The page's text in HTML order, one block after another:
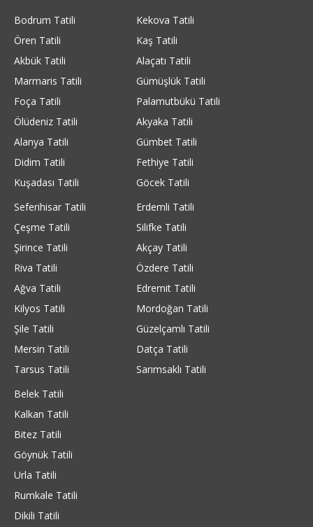
Bodrum Tatili
Ören Tatili
Akbük Tatili
Marmaris Tatili
Foça Tatili
Ölüdeniz Tatili
Alanya Tatili
Didim Tatili
Kuşadası Tatili
Kekova Tatili
Kaş Tatili
Alaçatı Tatili
Gümüşlük Tatili
Palamutbükü Tatili
Akyaka Tatili
Gümbet Tatili
Fethiye Tatili
Göcek Tatili
Seferihisar Tatili
Çeşme Tatili
Şirince Tatili
Riva Tatili
Ağva Tatili
Kilyos Tatili
Şile Tatili
Mersin Tatili
Tarsus Tatili
Erdemli Tatili
Silifke Tatili
Akçay Tatili
Özdere Tatili
Edremit Tatili
Mordoğan Tatili
Güzelçamlı Tatili
Datça Tatili
Sarımsaklı Tatili
Belek Tatili
Kalkan Tatili
Bitez Tatili
Göynük Tatili
Urla Tatili
Rumkale Tatili
Dikili Tatili